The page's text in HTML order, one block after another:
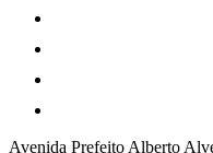
Avenida Prefeito Alberto